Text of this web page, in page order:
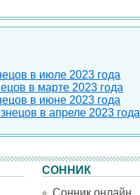
в июле 2023 года
в марте 2023 года
в июне 2023 года
в апреле 2023 года
СОННИК
Сонник онлайн